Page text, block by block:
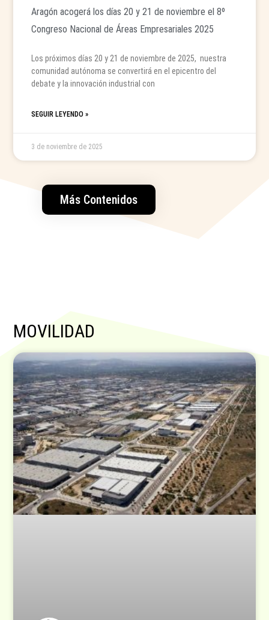
Aragón acogerá los días 20 y 21 de noviembre el 8º
Congreso Nacional de Áreas Empresariales 2025
Los próximos días 20 y 21 de noviembre de 2025, nuestra
comunidad autónoma se convertirá en el epicentro del
debate y la innovación industrial con
SEGUIR LEYENDO »
3 de noviembre de 2025
Más Contenidos
MOVILIDAD